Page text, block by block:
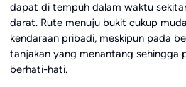
dapat di tempuh dalam waktu
darat. Rute menuju bukit cukup
kendaraan pribadi, meskipun pada
tanjakan yang menantang sehingga
berhati-hati.